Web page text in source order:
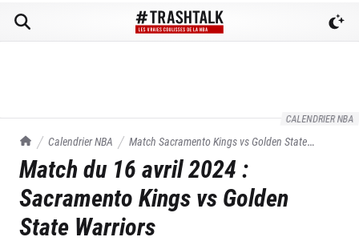
CALENDRIER NBA
TrashTalk Actu NBA
Calendrier NBA Match Sacramento Kings vsGolden State
Warriors du16/04/2024
Match du 16 avril 2024 :
Sacramento Kings vs Golden
State Warriors